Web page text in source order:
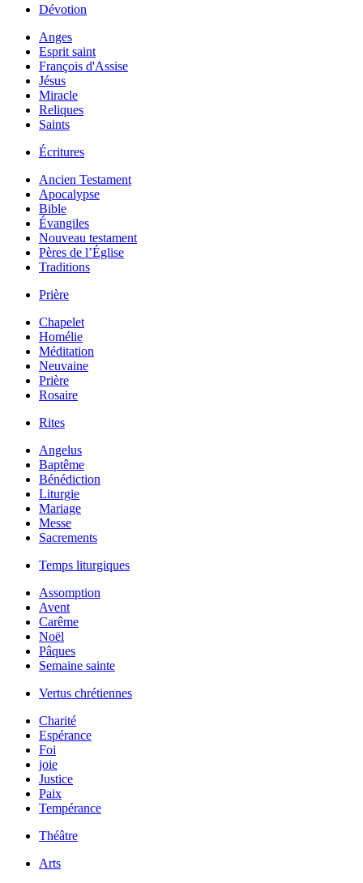
Dévotion
Anges
Esprit saint
François d'Assise
Jésus
Miracle
Reliques
Saints
Écritures
Ancien Testament
Apocalypse
Bible
Évangiles
Nouveau testament
Pères de l’Église
Traditions
Prière
Chapelet
Homélie
Méditation
Neuvaine
Prière
Rosaire
Rites
Angelus
Baptême
Bénédiction
Liturgie
Mariage
Messe
Sacrements
Temps liturgiques
Assomption
Avent
Carême
Noël
Pâques
Semaine sainte
Vertus chrétiennes
Charité
Espérance
Foi
joie
Justice
Paix
Tempérance
Théâtre
Arts